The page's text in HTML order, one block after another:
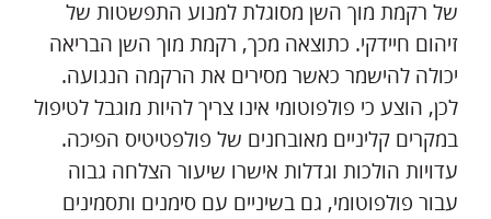
של רקמת מוך השן מסוגלת למנוע התפשטות של
זיהום חיידקי. כתוצאה מכך, רקמת מוך השן הבריאה
יכולה להישמר כאשר מסירים את הרקמה הנגועה.
לכן, הוצע כי פולפוטומי אינו צריך להיות מוגבל לטיפול
במקרים קליניים מאובחנים של פולפטיטיס הפיכה.
עדויות הולכות וגדלות אישרו שיעור הצלחה גבוה
עבור פולפוטומי, גם בשיניים עם סימנים ותסמינים